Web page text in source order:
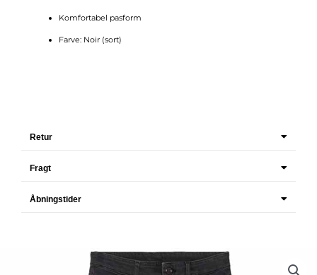
Komfortabel pasform
Farve: Noir (sort)
Retur
Fragt
Åbningstider